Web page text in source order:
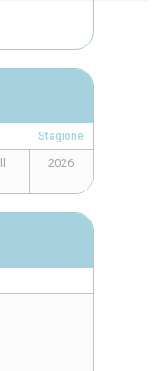
Stagione
2026